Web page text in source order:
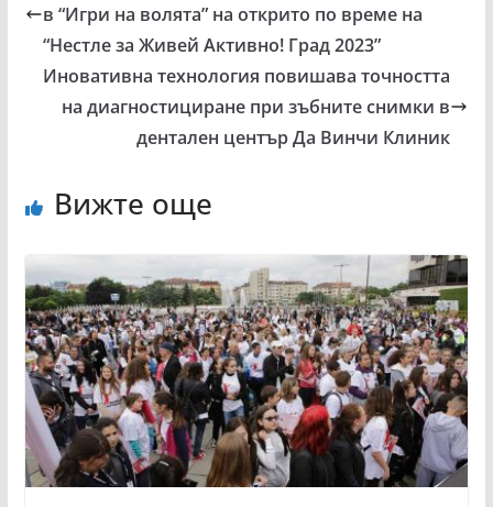
в “Игри на волята” на открито по време на
“Нестле за Живей Активно! Град 2023”
Иновативна технология повишава точността
на диагностициране при зъбните снимки в
дентален център Да Винчи Клиник
Вижте още